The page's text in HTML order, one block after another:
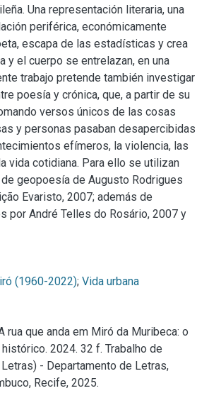
Una representación literaria, una
periférica, económicamente
escapa de las estadísticas y crea
y el cuerpo se entrelazan, en una
trabajo pretende también investigar
poesía y crónica, que, a partir de su
versos únicos de las cosas
y personas pasaban desapercibidas
efímeros, la violencia, las
vida cotidiana. Para ello se utilizan
geopoesía de Augusto Rodrigues
Evaristo, 2007; además de
por André Telles do Rosário, 2007 y
(1960-2022); Vida urbana
rua que anda em Miró da Muribeca: o
2024. 32 f. Trabalho de
- Departamento de Letras,
Recife, 2025.